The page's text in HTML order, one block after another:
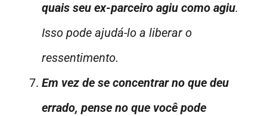
quais seu ex-parceiro agiu como agiu.
Isso pode ajudá-lo a liberar o
ressentimento.
Em vez de se concentrar no que deu
errado, pense no que você pode